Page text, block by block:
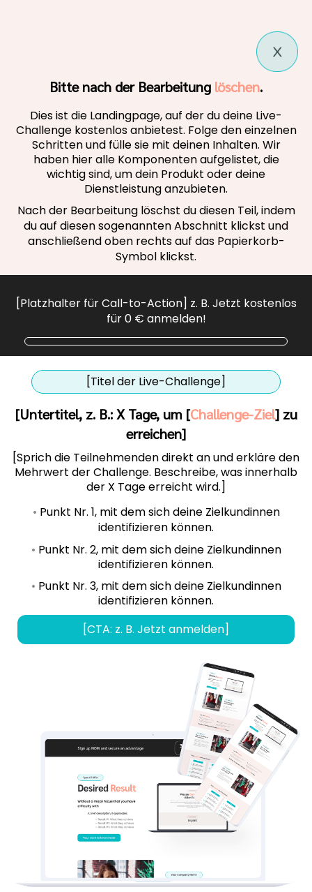
Bitte nach der Bearbeitung löschen.
Dies ist die Landingpage, auf der du deine Live-
Challenge kostenlos anbietest. Folge den einzelnen
Schritten und fülle sie mit deinen Inhalten. Wir
haben hier alle Komponenten aufgelistet, die
wichtig sind, um dein Produkt oder deine
Dienstleistung anzubieten.
Nach der Bearbeitung löschst du diesen Teil, indem
du auf diesen sogenannten Abschnitt klickst und
anschließend oben rechts auf das Papierkorb-
Symbol klickst.
[Platzhalter für Call-to-Action] z. B. Jetzt kostenlos
für 0 € anmelden!
[Titel der Live-Challenge]
[Untertitel, z. B.: X Tage, um [Challenge-Ziel] zu
erreichen]
[Sprich die Teilnehmenden direkt an und erkläre den
Mehrwert der Challenge. Beschreibe, was innerhalb
der X Tage erreicht wird.]
• Punkt Nr. 1, mit dem sich deine Zielkundinnen
identifizieren können.
• Punkt Nr. 2, mit dem sich deine Zielkundinnen
identifizieren können.
• Punkt Nr. 3, mit dem sich deine Zielkundinnen
identifizieren können.
[CTA: z. B. Jetzt anmelden]